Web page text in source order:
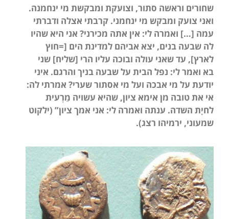
שחורים וראשה סתור, וצועקת ומבקשת מי ינחמנה.
ואני צועק ומבקש מי ינחמני. קרבתי אצלה ודברתי
עמה […] ואמרה לי: אין אתה מכירני? אני היא שהיו
לה שבעה בנים, יצא אביהם למדינת הים [=חוץ
לארץ], עד שאני עולה ובוכה עליו הרי [שליח] שני
בא ואמר לי: נפל הבית על שבעה בניך והרגם. איני
יודעת על מי אבכה ועל מי אסתור שערי? אמרתי לה:
אי את טובה מן אימא ציון, שהיא עשויה מֵרְעית
לחיָת השדה. ענתה ואמרה לי: אני אמך ציון” (ילקוט
שמעוני, ירמיהו רצג).